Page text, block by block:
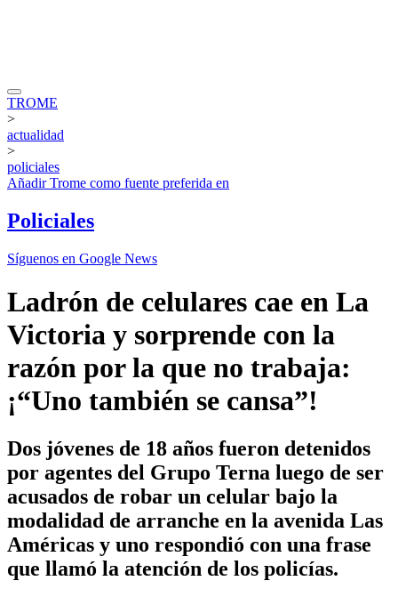
TROME
>
actualidad
>
policiales
AñadirTrome como fuente preferida en
Policiales
Síguenos en Google News
Ladrón de celulares cae en La
Victoria y sorprende con la
razón por la que no trabaja:
¡“Uno también se cansa”!
Dos jóvenes de 18 años fueron detenidos
por agentes del Grupo Terna luego de ser
acusados de robar un celular bajo la
modalidad de arranche en la avenida Las
Américas y uno respondió con una frase
que llamó la atención de los policías.